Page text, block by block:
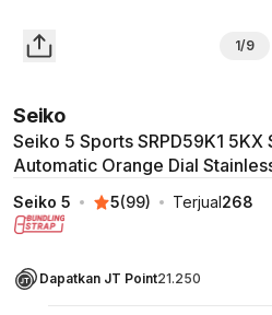
1/9
Seiko
Seiko 5 Sports SRPD59K1 5KX
Automatic Orange Dial
Seiko 5 5(99) Terjual268
Dapatkan JT Point21.250